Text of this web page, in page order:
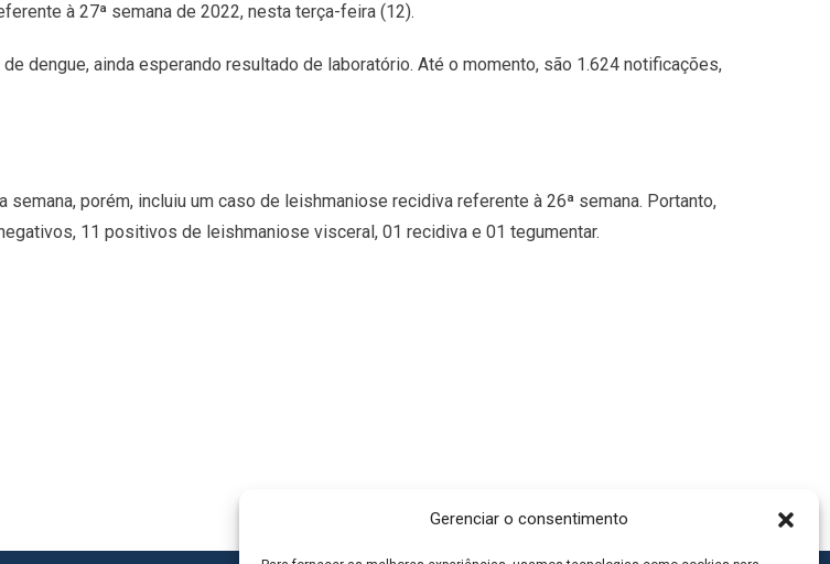
Gerenciar o consentimento
à 27ª semana de 2022, nesta terça-feira (12).
dengue, ainda esperando resultado de laboratório. Até o momento, são 1.624 notificações,
porém, incluiu um caso de leishmaniose recidiva referente à 26ª semana. Portanto,
11 positivos de leishmaniose visceral, 01 recidiva e 01 tegumentar.